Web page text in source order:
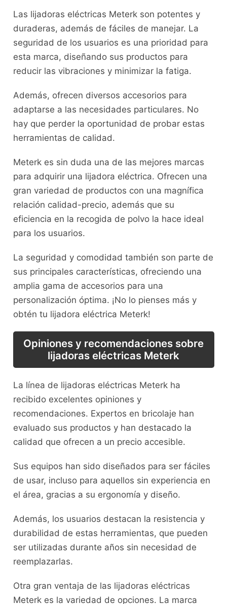
Las lijadoras eléctricas Meterk son potentes y
duraderas, además de fáciles de manejar. La
seguridad de los usuarios es una prioridad para
esta marca, diseñando sus productos para
reducir las vibraciones y minimizar la fatiga.
Además, ofrecen diversos accesorios para
adaptarse a las necesidades particulares. No
hay que perder la oportunidad de probar estas
herramientas de calidad.
Meterk es sin duda una de las mejores marcas
para adquirir una lijadora eléctrica. Ofrecen una
gran variedad de productos con una magnífica
relación calidad-precio, además que su
eficiencia en la recogida de polvo la hace ideal
para los usuarios.
La seguridad y comodidad también son parte de
sus principales características, ofreciendo una
amplia gama de accesorios para una
personalización óptima. ¡No lo pienses más y
obtén tu lijadora eléctrica Meterk!
Opiniones y recomendaciones sobre
lijadoras eléctricas Meterk
La línea de lijadoras eléctricas Meterk ha
recibido excelentes opiniones y
recomendaciones. Expertos en bricolaje han
evaluado sus productos y han destacado la
calidad que ofrecen a un precio accesible.
Sus equipos han sido diseñados para ser fáciles
de usar, incluso para aquellos sin experiencia en
el área, gracias a su ergonomía y diseño.
Además, los usuarios destacan la resistencia y
durabilidad de estas herramientas, que pueden
ser utilizadas durante años sin necesidad de
reemplazarlas.
Otra gran ventaja de las lijadoras eléctricas
Meterk es la variedad de opciones. La marca